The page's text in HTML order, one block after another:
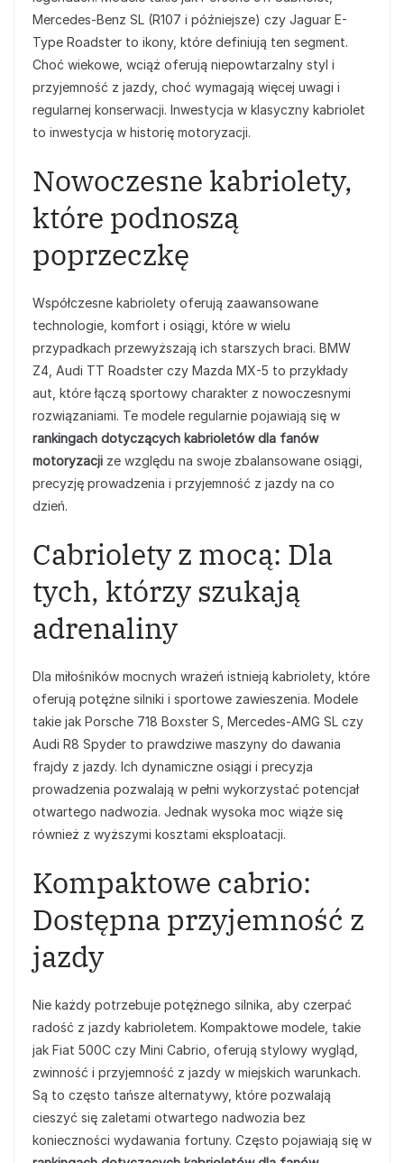
Mercedes-Benz SL (R107 i późniejsze) czy Jaguar E-
Type Roadster to ikony, które definiują ten segment.
Choć wiekowe, wciąż oferują niepowtarzalny styl i
przyjemność z jazdy, choć wymagają więcej uwagi i
regularnej konserwacji. Inwestycja w klasyczny kabriolet
to inwestycja w historię motoryzacji.
Nowoczesne kabriolety,
które podnoszą
poprzeczkę
Współczesne kabriolety oferują zaawansowane
technologie, komfort i osiągi, które w wielu
przypadkach przewyższają ich starszych braci. BMW
Z4, Audi TT Roadster czy Mazda MX-5 to przykłady
aut, które łączą sportowy charakter z nowoczesnymi
rozwiązaniami. Te modele regularnie pojawiają się w
rankingach dotyczących kabrioletów dla fanów
motoryzacji ze względu na swoje zbalansowane osiągi,
precyzję prowadzenia i przyjemność z jazdy na co
dzień.
Cabriolety z mocą: Dla
tych, którzy szukają
adrenaliny
Dla miłośników mocnych wrażeń istnieją kabriolety, które
oferują potężne silniki i sportowe zawieszenia. Modele
takie jak Porsche 718 Boxster S, Mercedes-AMG SL czy
Audi R8 Spyder to prawdziwe maszyny do dawania
frajdy z jazdy. Ich dynamiczne osiągi i precyzja
prowadzenia pozwalają w pełni wykorzystać potencjał
otwartego nadwozia. Jednak wysoka moc wiąże się
również z wyższymi kosztami eksploatacji.
Kompaktowe cabrio:
Dostępna przyjemność z
jazdy
Nie każdy potrzebuje potężnego silnika, aby czerpać
radość z jazdy kabrioletem. Kompaktowe modele, takie
jak Fiat 500C czy Mini Cabrio, oferują stylowy wygląd,
zwinność i przyjemność z jazdy w miejskich warunkach.
Są to często tańsze alternatywy, które pozwalają
cieszyć się zaletami otwartego nadwozia bez
konieczności wydawania fortuny. Często pojawiają się w